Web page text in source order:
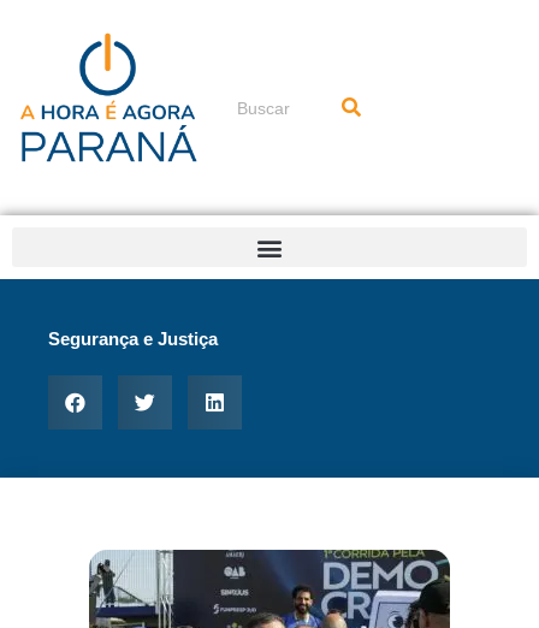
conteúdo
Pesquisar
Segurança e Justiça